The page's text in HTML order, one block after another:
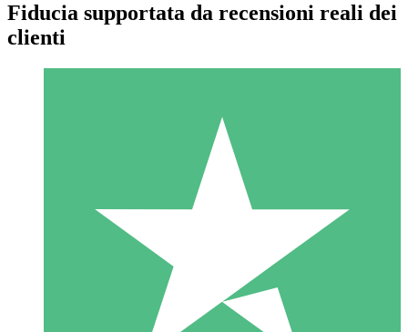
Pacchetti di Crediti Individuali
Paga a consumo con crediti di download. Nessun impegno
1 Download
10
Fiducia supportata da recensioni reali dei
clienti